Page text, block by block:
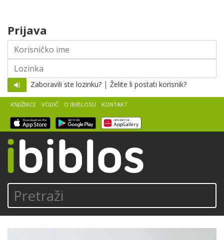
Pretraži
KNJIŽNICE VODIČ O IBIBLOSU KONTAKT
Prijava
Korisničko
ime
Lozinka
Zaboravili ste lozinku? | Želite li postati korisnik?
Marina